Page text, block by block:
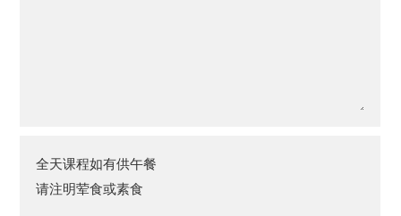
全天课程如有供午餐
请注明荤食或素食